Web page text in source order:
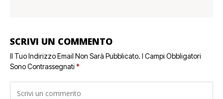
SCRIVI UN COMMENTO
Il Tuo Indirizzo Email Non Sarà Pubblicato. I Campi Obbligatori
Sono Contrassegnati *